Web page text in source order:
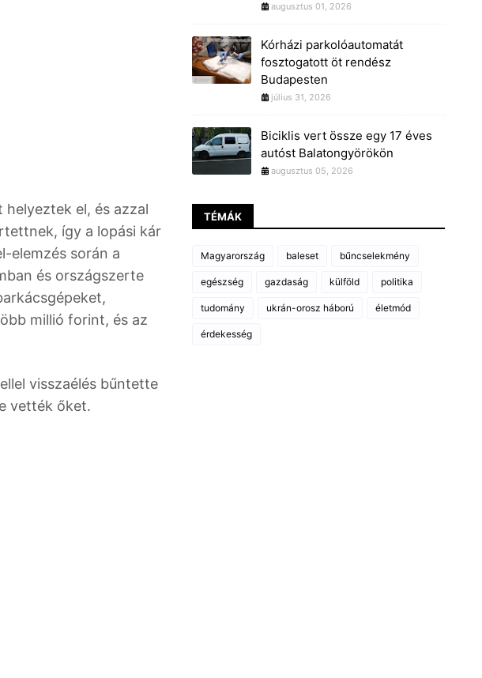
el, és azzal
így a lopási kár
elemzés során a
és országszerte
millió forint, és az
visszaélés bűntette
vették őket.
augusztus 01, 2026
Kórházi parkolóautomatát
fosztogatott öt rendész
Budapesten
július 31, 2026
Biciklis vert össze egy 17 éves
autóst Balatongyörökön
augusztus 05, 2026
TÉMÁK
Magyarország baleset bűncselekmény
egészség gazdaság külföld politika
tudomány ukrán-orosz háború életmód
érdekesség